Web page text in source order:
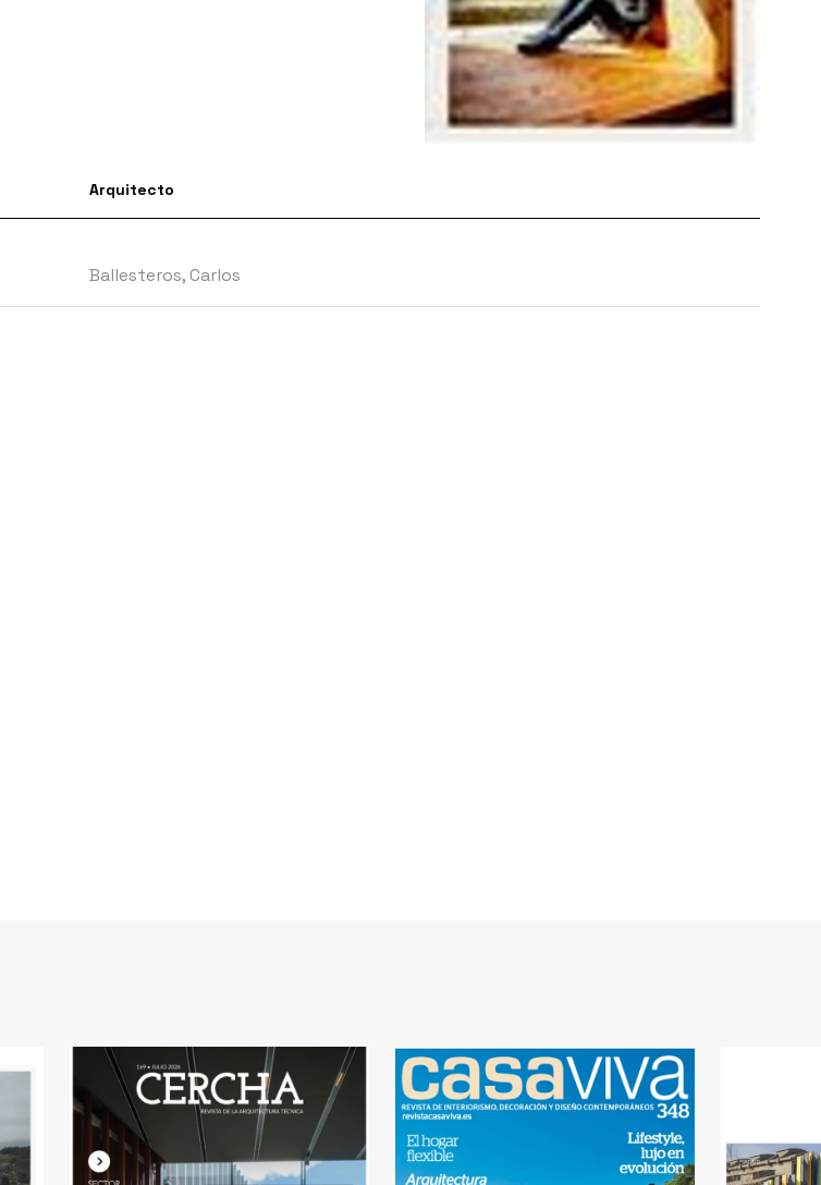
Arquitecto
Ballesteros, Carlos